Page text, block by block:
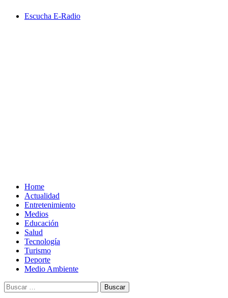
Escucha E-Radio
Home
Actualidad
Entretenimiento
Medios
Educación
Salud
Tecnología
Turismo
Deporte
Medio Ambiente
Buscar: